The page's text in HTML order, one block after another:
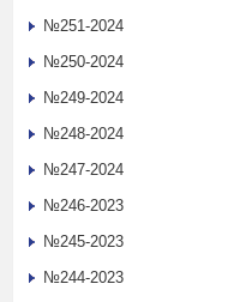
№251-2024
№250-2024
№249-2024
№248-2024
№247-2024
№246-2023
№245-2023
№244-2023